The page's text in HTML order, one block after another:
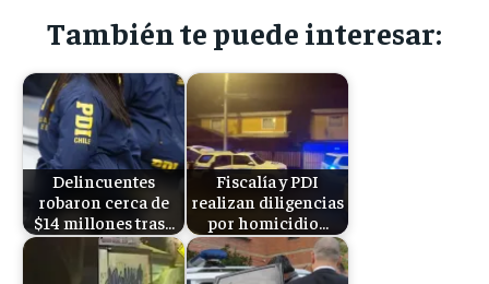
También te puede interesar:
Delincuentes
robaron cerca de
$14 millones tras…
Fiscalía y PDI
realizan diligencias
por homicidio…